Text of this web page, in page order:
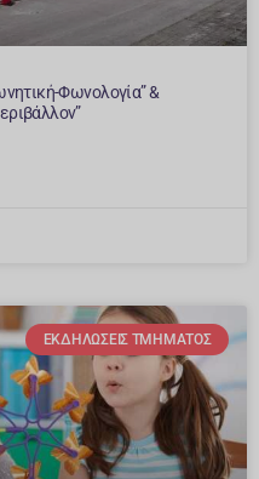
Φωνολογία” &
ΕΚΔΗΛΏΣΕΙΣ ΤΜΉΜΑΤΟΣ